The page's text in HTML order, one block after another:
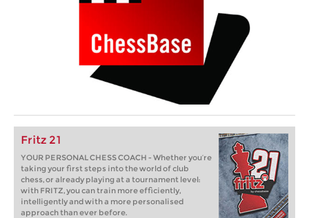
Fritz 21
YOUR PERSONAL CHESS COACH - Whether you’re
taking your first steps into the world of club
chess, or already playing at a tournament level:
with FRITZ, you can train more efficiently,
intelligently and with a more personalised
approach than ever before.